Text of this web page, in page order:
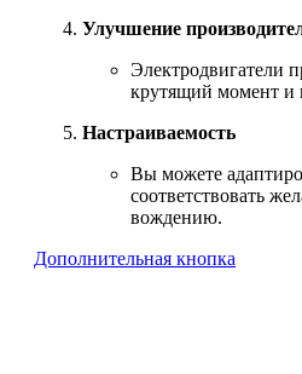
Улучшение
Электродвигатели
крутящий момент и
Настраиваемость
Вы можете
соответствовать
вождению.
Дополнительная кнопка